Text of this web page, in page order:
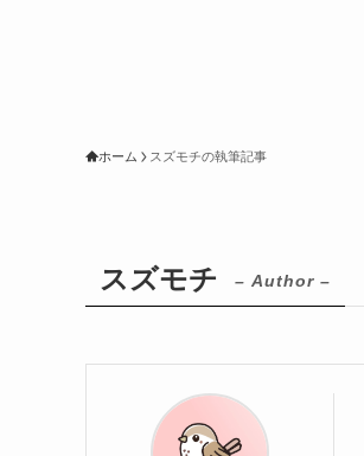
ホーム スズモチの執筆記事
スズモチ – Author –